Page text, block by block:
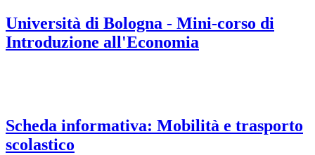
Università di Bologna - Mini-corso di
Introduzione all'Economia
Scheda informativa: Mobilità e trasporto
scolastico